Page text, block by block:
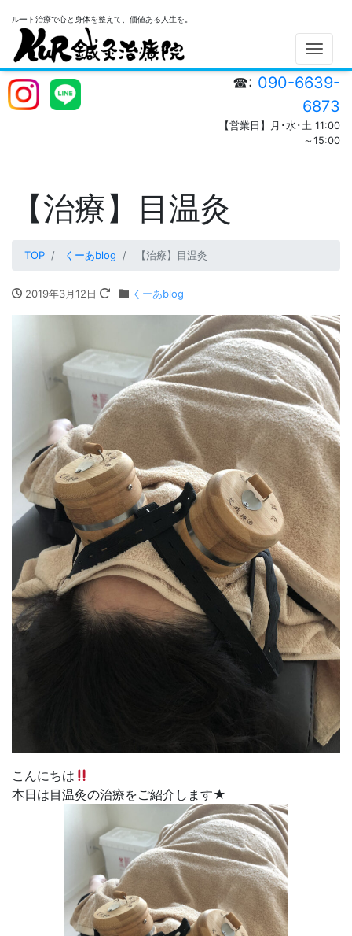
ルート治療で心と身体を整えて、価値ある人生を。
☎: 090-6639-
6873
【営業日】月･水･土 11:00
～15:00
【治療】目温灸
TOP くーあblog 【治療】目温灸
2019年3月12日 くーあblog
こんにちは
本日は目温灸の治療をご紹介します★